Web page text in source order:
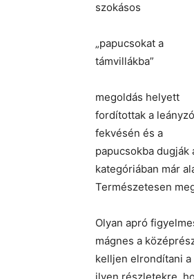
szokásos
„papucsokat a
támvillákba”
megoldás helyett
fordítottak a leányzó
fekvésén és a
papucsokba
kategóriában már
Természetesen
Olyan apró
mágnes a
kelljen elrondítani